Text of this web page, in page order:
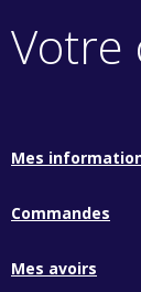
Votre
Mes
Commandes
Mes avoirs